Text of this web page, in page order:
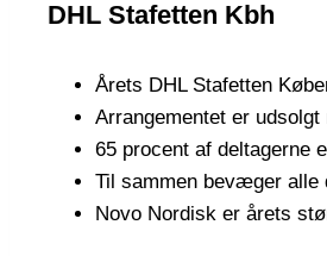
DHL Stafetten Kbh
Årets DHL Stafetten
Arrangementet er udsolgt
65 procent af deltagerne
Til sammen bevæger alle
Novo Nordisk er årets